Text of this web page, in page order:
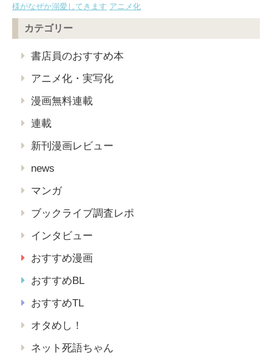
様がなぜか溺愛してきます アニメ化
カテゴリー
書店員のおすすめ本
アニメ化・実写化
漫画無料連載
連載
新刊漫画レビュー
news
マンガ
ブックライブ調査レポ
インタビュー
おすすめ漫画
おすすめBL
おすすめTL
オタめし！
ネット死語ちゃん